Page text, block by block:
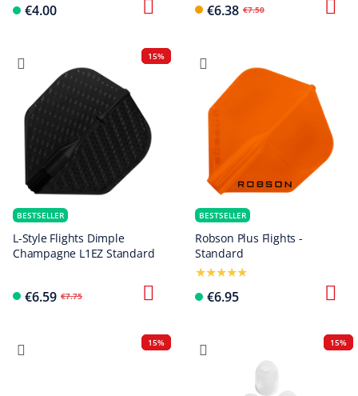
€4.00 €6.38 €7.50
15%
BESTSELLER
L-Style Flights Dimple
Champagne L1EZ Standard
€6.59 €7.75
BESTSELLER
Robson Plus Flights -
Standard
€6.95
15% 15%